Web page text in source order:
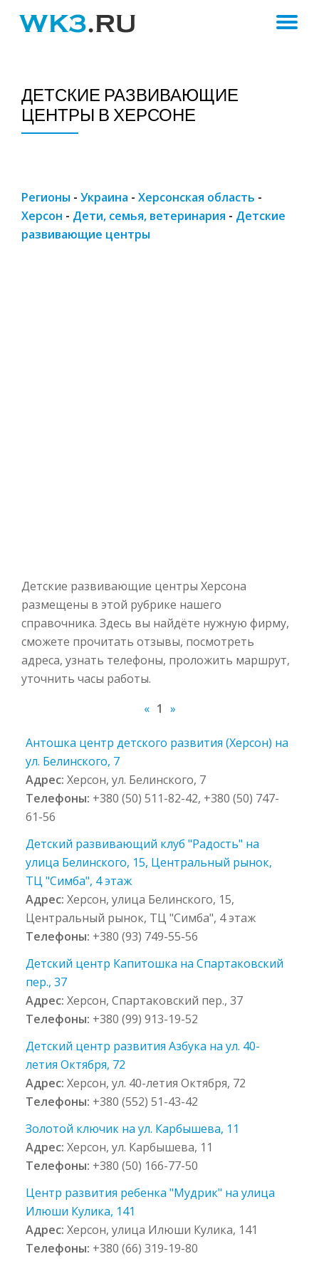
ДЕТСКИЕ РАЗВИВАЮЩИЕ
ЦЕНТРЫ В ХЕРСОНЕ
Регионы - Украина - Херсонская область -
Херсон - Дети, семья, ветеринария - Детские
развивающие центры
Детские развивающие центры Херсона
размещены в этой рубрике нашего
справочника. Здесь вы найдёте нужную фирму,
сможете прочитать отзывы, посмотреть
адреса, узнать телефоны, проложить маршрут,
уточнить часы работы.
« 1 »
Антошка центр детского развития (Херсон) на
ул. Белинского, 7
Адрес:Херсон, ул. Белинского, 7
Телефоны: +380 (50) 511-82-42, +380 (50) 747-
61-56
Детский развивающий клуб "Радость" на
улица Белинского, 15, Центральный рынок,
ТЦ "Симба", 4 этаж
Адрес:Херсон, улица Белинского, 15,
Центральный рынок, ТЦ "Симба", 4 этаж
Телефоны: +380 (93) 749-55-56
Детский центр Капитошка на Спартаковский
пер., 37
Адрес:Херсон, Спартаковский пер., 37
Телефоны: +380 (99) 913-19-52
Детский центр развития Азбука на ул. 40-
летия Октября, 72
Адрес:Херсон, ул. 40-летия Октября, 72
Телефоны: +380 (552) 51-43-42
Золотой ключик на ул. Карбышева, 11
Адрес:Херсон, ул. Карбышева, 11
Телефоны: +380 (50) 166-77-50
Центр развития ребенка "Мудрик" на улица
Илюши Кулика, 141
Адрес:Херсон, улица Илюши Кулика, 141
Телефоны: +380 (66) 319-19-80